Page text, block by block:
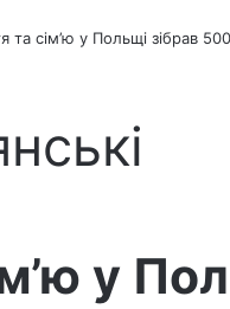
та сім’ю у Польщі зібрав
у